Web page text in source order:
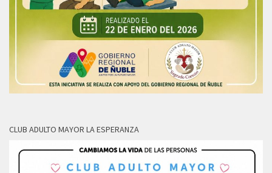
CLUB ADULTO MAYOR LA ESPERANZA